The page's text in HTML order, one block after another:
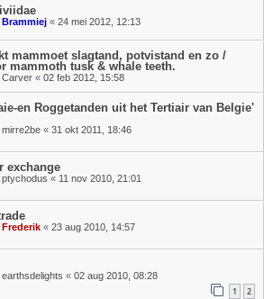
Brammiej « 24 mei 2012, 12:13
mammoet slagtand, potvistand en zo /
mammoth tusk & whale teeth.
Carver « 02 feb 2012, 15:58
en Roggetanden uit het Tertiair van Belgie'
mirre2be « 31 okt 2011, 18:46
exchange
ptychodus « 11 nov 2010, 21:01
Frederik « 23 aug 2010, 14:57
earthsdelights « 02 aug 2010, 08:28
1 2